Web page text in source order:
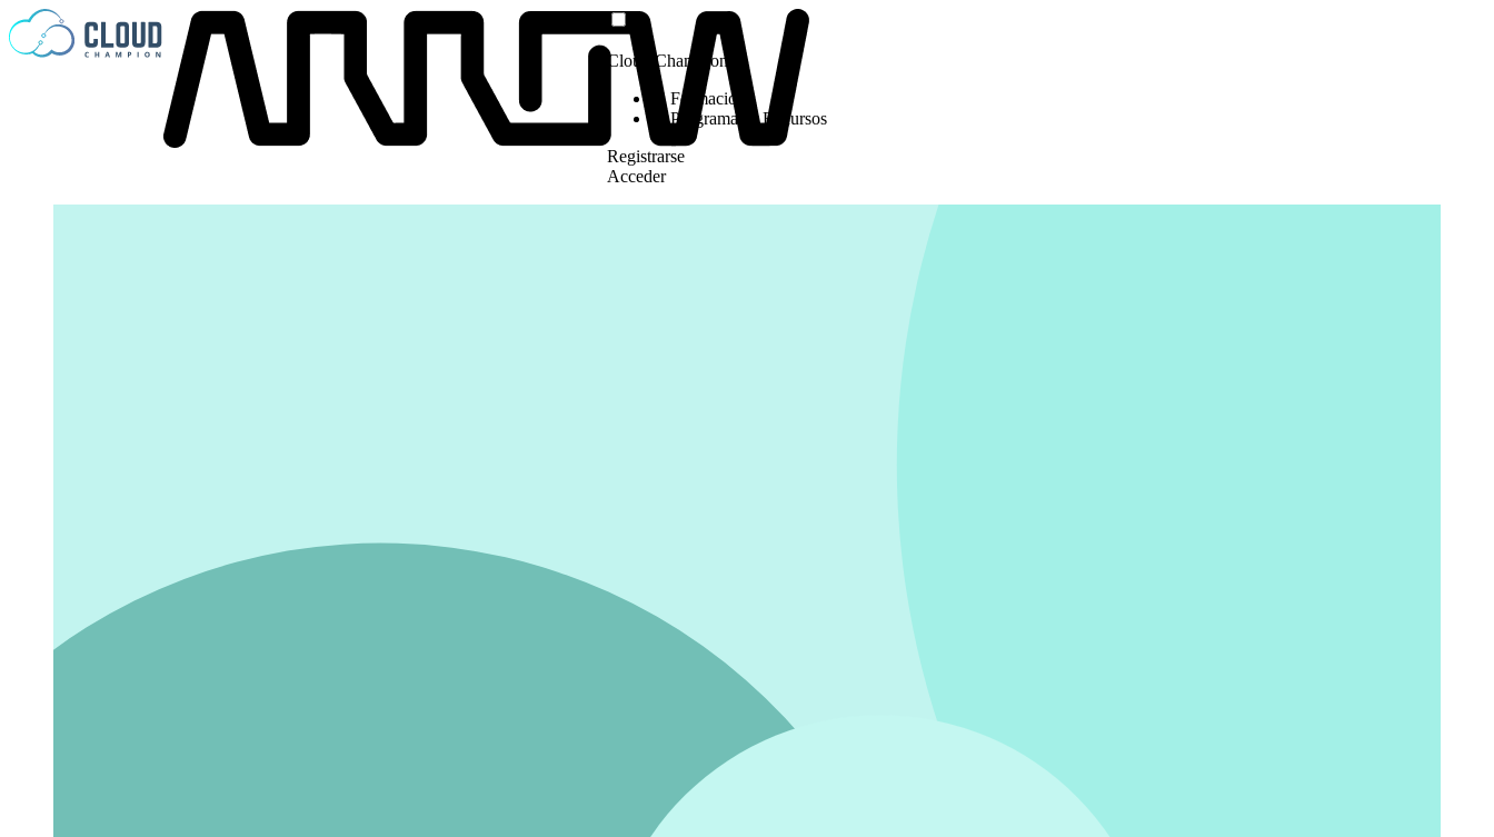
Saltar al contenido
Cloud Champion
Formación
Programas y Recursos
Registrarse
Acceder